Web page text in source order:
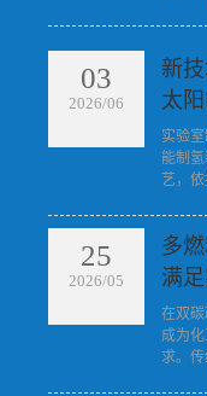
03
2026/06
新
太
实验
能制
艺，依
25
2026/05
多
满
在双
成为
求。传